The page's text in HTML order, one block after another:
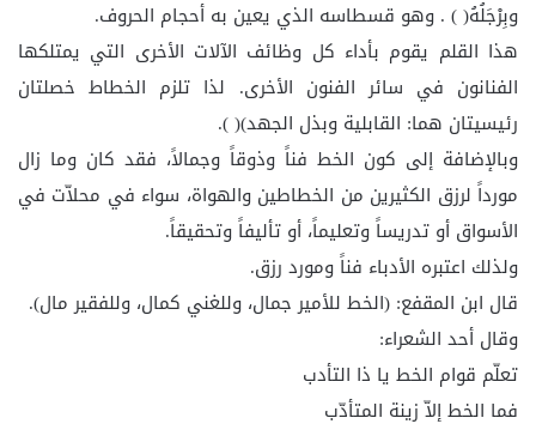
وبِرْجَلُهُ( ) . وهو قسطاسه الذي يعين به أحجام الحروف.
هذا القلم يقوم بأداء كل وظائف الآلات الأخرى التي يمتلكها
الفنانون في سائر الفنون الأخرى. لذا تلزم الخطاط خصلتان
رئيسيتان هما: القابلية وبذل الجهد)( ).
وبالإضافة إلى كون الخط فناً وذوقاً وجمالاً، فقد كان وما زال
مورداً لرزق الكثيرين من الخطاطين والهواة، سواء في محلاّت في
الأسواق أو تدريساً وتعليماً، أو تأليفاً وتحقيقاً.
ولذلك اعتبره الأدباء فناً ومورد رزق.
قال ابن المقفع: (الخط للأمير جمال، وللغني كمال، وللفقير مال).
وقال أحد الشعراء:
تعلّم قوام الخط يا ذا التأدب
فما الخط إلاّ زينة المتأدّب